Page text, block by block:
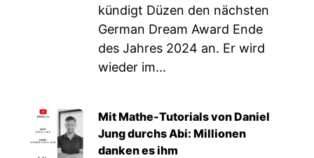
kündigt Düzen den nächsten
German Dream Award Ende
des Jahres 2024 an. Er wird
wieder im...
Mit Mathe-Tutorials von Daniel
Jung durchs Abi: Millionen
danken es ihm